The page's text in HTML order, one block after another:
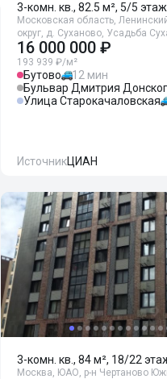
3-комн. кв., 82.5 м², 5/5 этаж
Московская область,
округ, д. Суханово, Усадьба
16 000 000 ₽
193 939 ₽/м²
Бутово
12 мин
Бульвар Дмитрия
Улица Старокачаловская
ИсточникЦИАН
3-комн. кв., 84 м², 18/22
Москва, ЮАО, р-н Чертаново